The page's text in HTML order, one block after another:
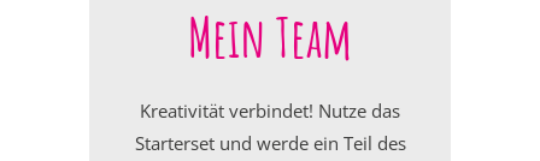
Mein Team
Kreativität verbindet! Nutze das
Starterset und werde ein Teil des